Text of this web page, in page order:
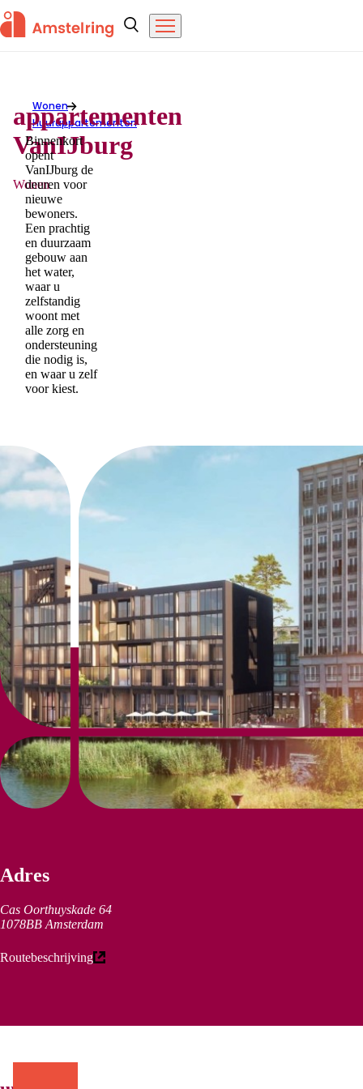
Overslaan en naar de inhoud gaan
Amstelring
ZoekenMenu
Wonen
Huurappartementen
appartementen VanIJburg
appartementen
VanIJburg
Wonen
Binnenkort
opent
VanIJburg de
deuren voor
nieuwe
bewoners.
Een prachtig
en duurzaam
gebouw aan
het water,
waar u
zelfstandig
woont met
alle zorg en
ondersteuning
die nodig is,
en waar u zelf
voor kiest.
Adres
Cas Oorthuyskade 64
1078BB Amsterdam
Routebeschrijving
(externe link)